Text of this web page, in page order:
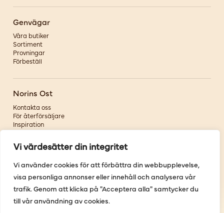
Vi värdesätter din integritet
Vi använder cookies för att förbättra din webbupplevelse,
visa personliga annonser eller innehåll och analysera vår
trafik. Genom att klicka på "Acceptera alla" samtycker du
till vår användning av cookies.
Genvägar
Våra butiker
Sortiment
Provningar
Förbeställ
Norins Ost
Kontakta oss
För återförsäljare
Inspiration
Om oss
Följ oss
Facebook
Instagram
Youtube